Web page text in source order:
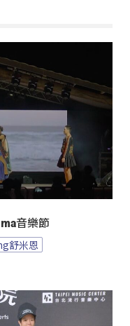
音樂節
舒米恩